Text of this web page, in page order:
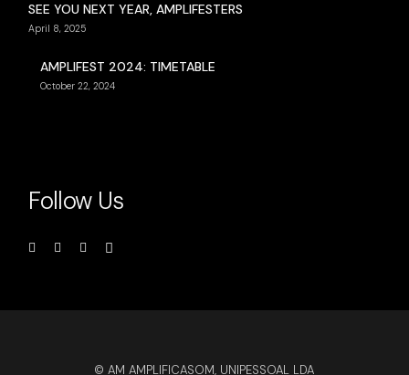
SEE YOU NEXT YEAR, AMPLIFESTERS
April 8, 2025
AMPLIFEST 2024: TIMETABLE
October 22, 2024
Follow Us
© AM AMPLIFICASOM, UNIPESSOAL LDA